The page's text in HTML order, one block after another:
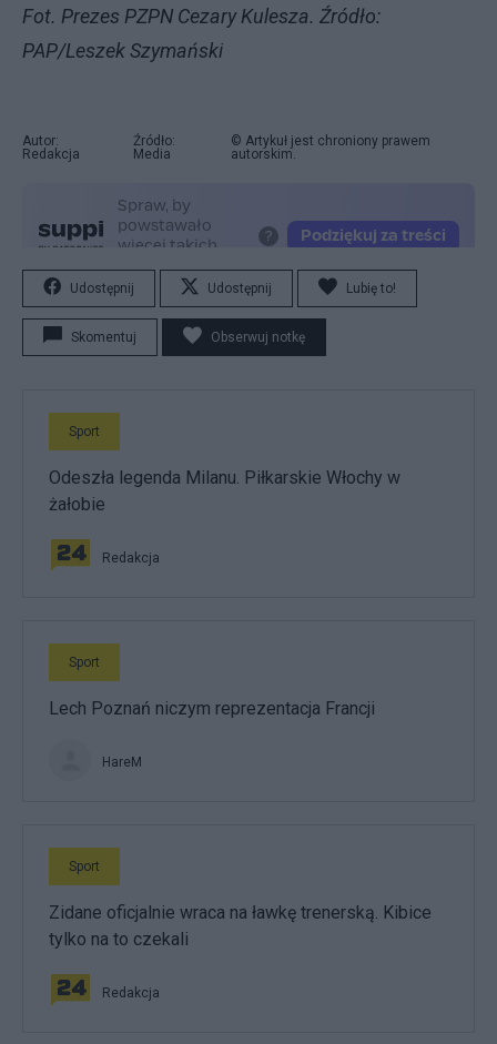
Fot. Prezes PZPN Cezary Kulesza. Źródło:
PAP/Leszek Szymański
Autor:
Redakcja
Źródło:
Media
© Artykuł jest chroniony prawem
autorskim.
Udostępnij Udostępnij Lubię to!
Skomentuj Obserwuj notkę
Sport
Odeszła legenda Milanu. Piłkarskie Włochy w
żałobie
Redakcja
Sport
Lech Poznań niczym reprezentacja Francji
HareM
Sport
Zidane oficjalnie wraca na ławkę trenerską. Kibice
tylko na to czekali
Redakcja